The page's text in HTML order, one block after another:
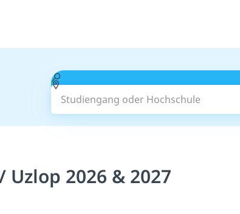
Studiengang oder Hochschule
2026 & 2027